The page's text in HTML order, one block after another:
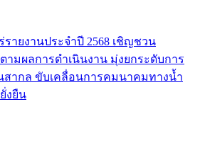
รายงานประจำปี 2568 เชิญชวน
มผลการดำเนินงาน มุ่งยกระดับการ
สากล ขับเคลื่อนการคมนาคมทางน้ำ
งยืน